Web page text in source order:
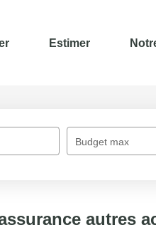
Estimer
Budget max
autres